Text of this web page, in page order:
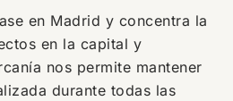
en Madrid y concentra la
en la capital y
nos permite mantener
durante todas las